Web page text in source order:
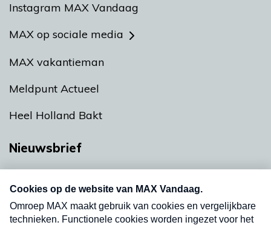
Instagram MAX Vandaag
MAX op sociale media
MAX vakantieman
Meldpunt Actueel
Heel Holland Bakt
Nieuwsbrief
Neem hier een gratis abonnement op onze
nieuwsbrief. Elke vrijdag- en dinsdagochtend in
uw mailbox.